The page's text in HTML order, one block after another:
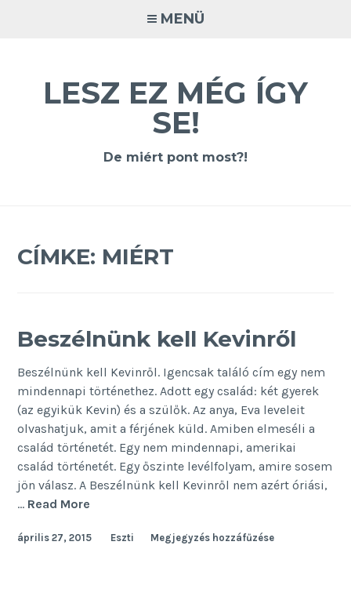
MENÜ
LESZ EZ MÉG ÍGY
SE!
De miért pont most?!
CÍMKE: MIÉRT
Beszélnünk kell Kevinről
Beszélnünk kell Kevinről. Igencsak találó cím egy nem
mindennapi történethez. Adott egy család: két gyerek
(az egyikük Kevin) és a szülők. Az anya, Eva leveleit
olvashatjuk, amit a férjének küld. Amiben elmeséli a
család történetét. Egy nem mindennapi, amerikai
család történetét. Egy őszinte levélfolyam, amire sosem
jön válasz. A Beszélnünk kell Kevinről nem azért óriási,
… Read More
Kevinről
április 27, 2015 Eszti Megjegyzés hozzáfűzése